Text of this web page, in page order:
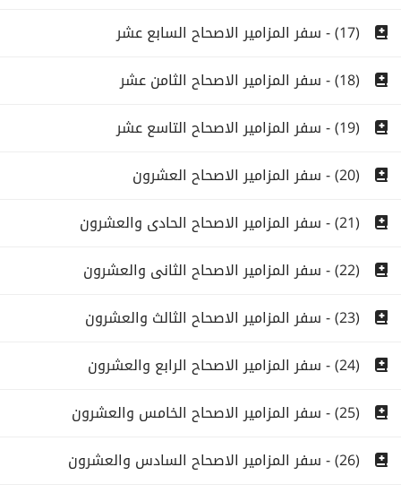
(17) - سفر المزامير الاصحاح السابع عشر
(18) - سفر المزامير الاصحاح الثامن عشر
(19) - سفر المزامير الاصحاح التاسع عشر
(20) - سفر المزامير الاصحاح العشرون
(21) - سفر المزامير الاصحاح الحادى والعشرون
(22) - سفر المزامير الاصحاح الثانى والعشرون
(23) - سفر المزامير الاصحاح الثالث والعشرون
(24) - سفر المزامير الاصحاح الرابع والعشرون
(25) - سفر المزامير الاصحاح الخامس والعشرون
(26) - سفر المزامير الاصحاح السادس والعشرون